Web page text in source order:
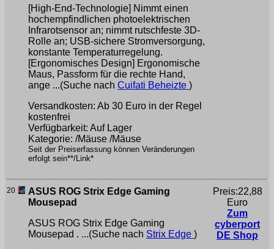
[High-End-Technologie] Nimmt einen
hochempfindlichen photoelektrischen
Infrarotsensor an; nimmt rutschfeste 3D-
Rolle an; USB-sichere Stromversorgung,
konstante Temperaturregelung.
[Ergonomisches Design] Ergonomische
Maus, Passform für die rechte Hand,
ange ...(Suche nach Cuifati Beheizte )
Versandkosten: Ab 30 Euro in der Regel
kostenfrei
Verfügbarkeit: Auf Lager
Kategorie: /Mäuse /Mäuse
Seit der Preiserfassung können Veränderungen
erfolgt sein**/Link*
20
ASUS ROG Strix Edge Gaming
Mousepad
ASUS ROG Strix Edge Gaming
Mousepad . ...(Suche nach Strix Edge )
Preis:22,88
Euro
Zum
cyberport
DE Shop